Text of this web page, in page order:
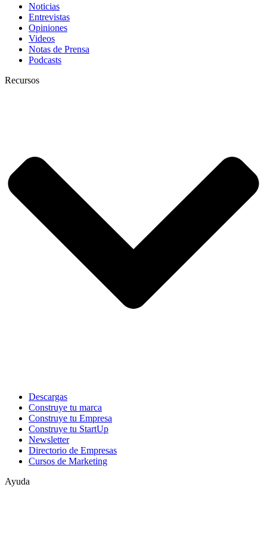
Noticias
Entrevistas
Opiniones
Videos
Notas de Prensa
Podcasts
Recursos
Descargas
Construye tu marca
Construye tu Empresa
Construye tu StartUp
Newsletter
Directorio de Empresas
Cursos de Marketing
Ayuda